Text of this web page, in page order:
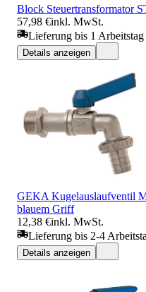
Block Steuertransformator
57,98 €inkl. MwSt.
Lieferung bis 1 Arbeitstag
Details anzeigen
GEKA Kugelauslaufventil
blauem Griff
12,38 €inkl. MwSt.
Lieferung bis 2-4
Details anzeigen